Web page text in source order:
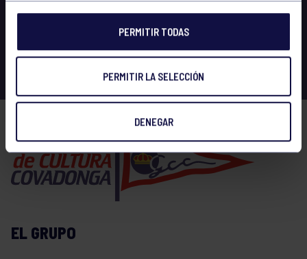
PERMITIR TODAS
PERMITIR LA SELECCIÓN
DENEGAR
EL GRUPO